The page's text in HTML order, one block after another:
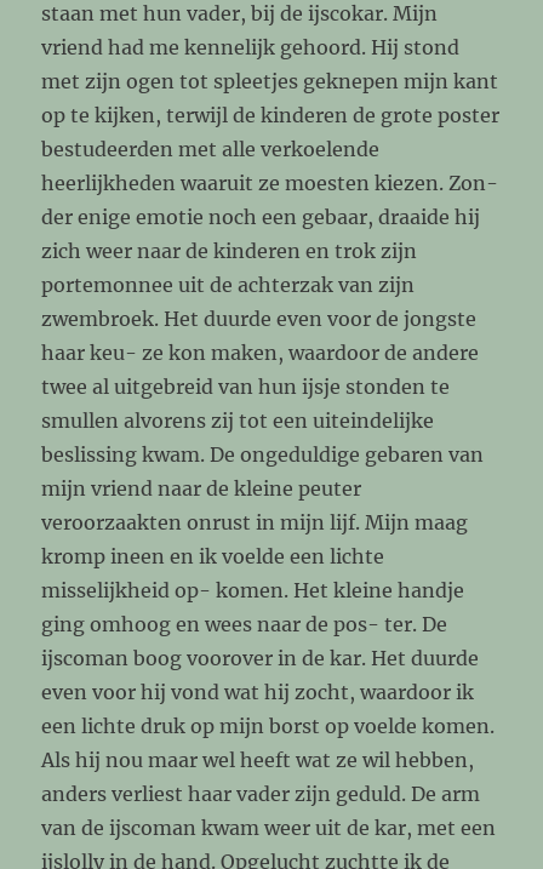
staan met hun vader, bij de ijscokar. Mijn
vriend had me kennelijk gehoord. Hij stond
met zijn ogen tot spleetjes geknepen mijn kant
op te kijken, terwijl de kinderen de grote poster
bestudeerden met alle verkoelende
heerlijkheden waaruit ze moesten kiezen. Zon-
der enige emotie noch een gebaar, draaide hij
zich weer naar de kinderen en trok zijn
portemonnee uit de achterzak van zijn
zwembroek. Het duurde even voor de jongste
haar keu- ze kon maken, waardoor de andere
twee al uitgebreid van hun ijsje stonden te
smullen alvorens zij tot een uiteindelijke
beslissing kwam. De ongeduldige gebaren van
mijn vriend naar de kleine peuter
veroorzaakten onrust in mijn lijf. Mijn maag
kromp ineen en ik voelde een lichte
misselijkheid op- komen. Het kleine handje
ging omhoog en wees naar de pos- ter. De
ijscoman boog voorover in de kar. Het duurde
even voor hij vond wat hij zocht, waardoor ik
een lichte druk op mijn borst op voelde komen.
Als hij nou maar wel heeft wat ze wil hebben,
anders verliest haar vader zijn geduld. De arm
van de ijscoman kwam weer uit de kar, met een
ijslolly in de hand. Opgelucht zuchtte ik de